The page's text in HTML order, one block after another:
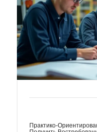
Практико-